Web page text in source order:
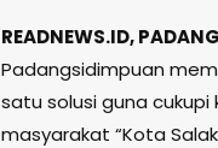
READNEWS.ID,
Padangsidimpuan
satu solusi guna
masyarakat “Kota